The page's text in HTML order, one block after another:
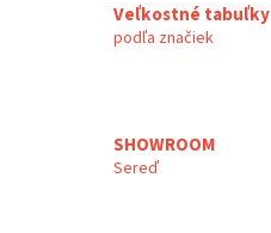
Veľkostné tabuľky
podľa značiek
SHOWROOM
Sereď